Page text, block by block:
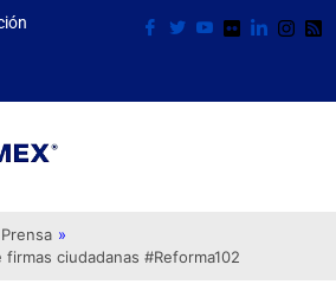
»
ciudadanas #Reforma102